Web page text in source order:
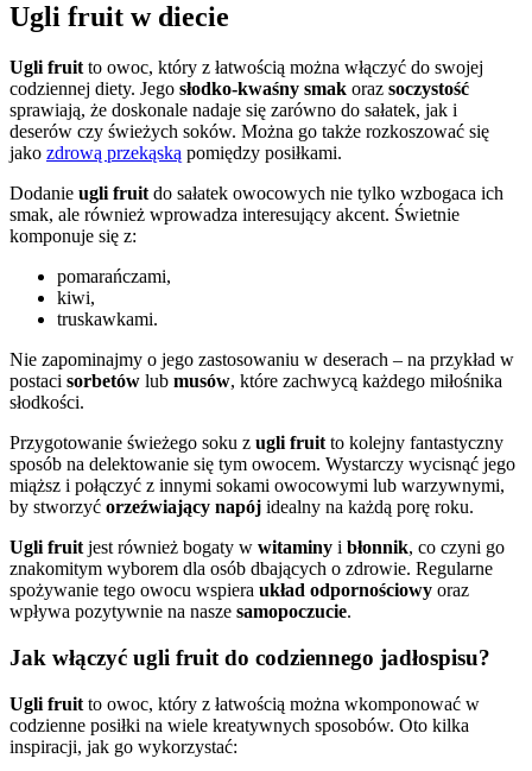
Ugli fruit w diecie
Ugli fruit to owoc, który z łatwością można włączyć do swojej
codziennej diety. Jego słodko-kwaśny smak oraz soczystość
sprawiają, że doskonale nadaje się zarówno do sałatek, jak i
deserów czy świeżych soków. Można go także rozkoszować się
jako zdrową przekąską pomiędzy posiłkami.
Dodanie ugli fruit do sałatek owocowych nie tylko wzbogaca ich
smak, ale również wprowadza interesujący akcent. Świetnie
komponuje się z:
pomarańczami,
kiwi,
truskawkami.
Nie zapominajmy o jego zastosowaniu w deserach – na przykład w
postaci sorbetów lub musów, które zachwycą każdego miłośnika
słodkości.
Przygotowanie świeżego soku z ugli fruit to kolejny fantastyczny
sposób na delektowanie się tym owocem. Wystarczy wycisnąć jego
miąższ i połączyć z innymi sokami owocowymi lub warzywnymi,
by stworzyć orzeźwiający napój idealny na każdą porę roku.
Ugli fruit jest również bogaty w witaminy i błonnik, co czyni go
znakomitym wyborem dla osób dbających o zdrowie. Regularne
spożywanie tego owocu wspiera układ odpornościowy oraz
wpływa pozytywnie na nasze samopoczucie.
Jak włączyć ugli fruit do codziennego jadłospisu?
Ugli fruit to owoc, który z łatwością można wkomponować w
codzienne posiłki na wiele kreatywnych sposobów. Oto kilka
inspiracji, jak go wykorzystać: